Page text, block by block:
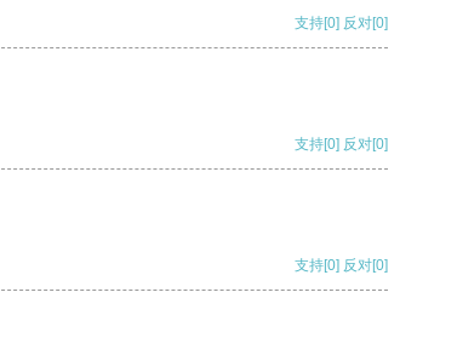
支持[0] 反对[0]
支持[0] 反对[0]
支持[0] 反对[0]